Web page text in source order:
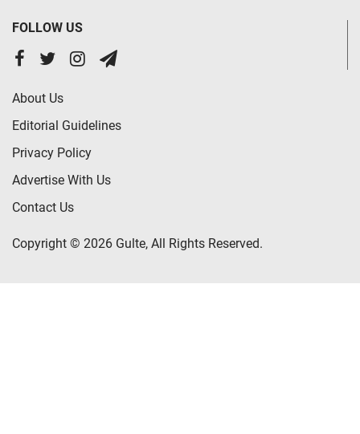
FOLLOW US
About Us
Editorial Guidelines
Privacy Policy
Advertise With Us
Contact Us
Copyright © 2026 Gulte, All Rights Reserved.